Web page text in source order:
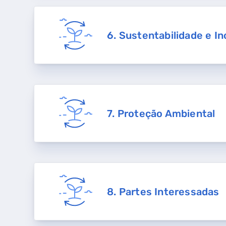
6. Sustentabilidade e
7. Proteção Ambiental
8. Partes Interessadas
QUERO TER GÁS